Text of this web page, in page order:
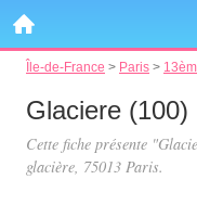
Île-de-France > Paris >
Glaciere (100)
Cette fiche présente
glacière, 75013 Paris.